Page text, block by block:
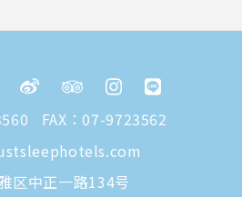
FAX：07-9723562
区中正一路134号